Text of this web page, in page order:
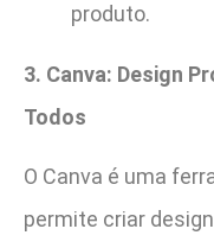
produto.
3. Canva: Design
Todos
O Canva é uma
permite criar